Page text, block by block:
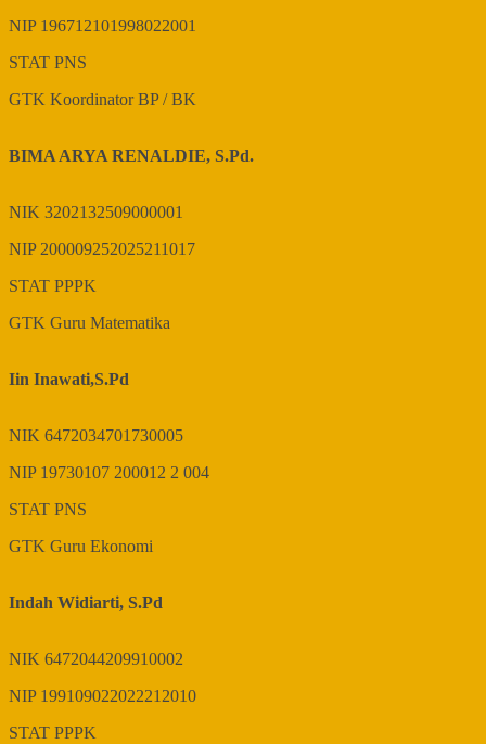
NIP 196712101998022001
STAT PNS
GTK Koordinator BP / BK
BIMA ARYA RENALDIE, S.Pd.
NIK 3202132509000001
NIP200009252025211017
STAT PPPK
GTK Guru Matematika
Iin Inawati,S.Pd
NIK 6472034701730005
NIP 19730107 200012 2 004
STAT PNS
GTK Guru Ekonomi
Indah Widiarti, S.Pd
NIK 6472044209910002
NIP 199109022022212010
STAT PPPK